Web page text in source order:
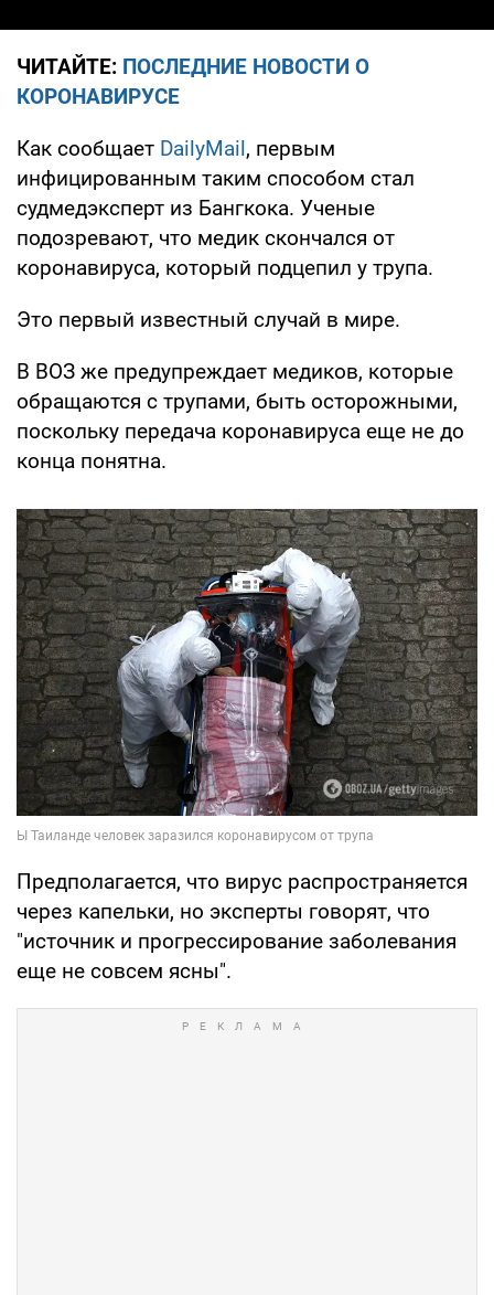
ЧИТАЙТЕ: ПОСЛЕДНИЕ НОВОСТИ О
КОРОНАВИРУСЕ
Как сообщает DailyMail, первым
инфицированным таким способом стал
судмедэксперт из Бангкока. Ученые
подозревают, что медик скончался от
коронавируса, который подцепил у трупа.
Это первый известный случай в мире.
В ВОЗ же предупреждает медиков, которые
обращаются с трупами, быть осторожными,
поскольку передача коронавируса еще не до
конца понятна.
Предполагается, что вирус распространяется
через капельки, но эксперты говорят, что
"источник и прогрессирование заболевания
еще не совсем ясны".